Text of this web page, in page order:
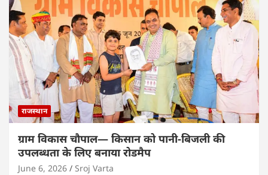
राजस्थान
ग्राम विकास चौपाल— किसान को पानी-बिजली की
उपलब्धता के लिए बनाया रोडमैप
June 6, 2026 Sroj Varta